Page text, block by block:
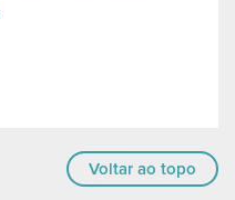
Voltar ao topo